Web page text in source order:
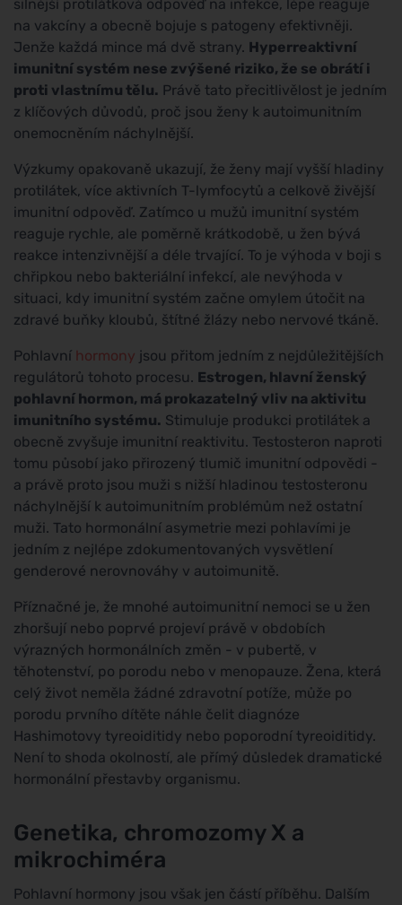
silnější protilátková odpověď na infekce, lépe reaguje
na vakcíny a obecně bojuje s patogeny efektivněji.
Jenže každá mince má dvě strany. Hyperreaktivní
imunitní systém nese zvýšené riziko, že se obrátí i
proti vlastnímu tělu. Právě tato přecitlivělost je jedním
z klíčových důvodů, proč jsou ženy k autoimunitním
onemocněním náchylnější.
Výzkumy opakovaně ukazují, že ženy mají vyšší hladiny
protilátek, více aktivních T-lymfocytů a celkově živější
imunitní odpověď. Zatímco u mužů imunitní systém
reaguje rychle, ale poměrně krátkodobě, u žen bývá
reakce intenzivnější a déle trvající. To je výhoda v boji s
chřipkou nebo bakteriální infekcí, ale nevýhoda v
situaci, kdy imunitní systém začne omylem útočit na
zdravé buňky kloubů, štítné žlázy nebo nervové tkáně.
Pohlavní hormony jsou přitom jedním z nejdůležitějších
regulátorů tohoto procesu. Estrogen, hlavní ženský
pohlavní hormon, má prokazatelný vliv na aktivitu
imunitního systému. Stimuluje produkci protilátek a
obecně zvyšuje imunitní reaktivitu. Testosteron naproti
tomu působí jako přirozený tlumič imunitní odpovědi -
a právě proto jsou muži s nižší hladinou testosteronu
náchylnější k autoimunitním problémům než ostatní
muži. Tato hormonální asymetrie mezi pohlavími je
jedním z nejlépe zdokumentovaných vysvětlení
genderové nerovnováhy v autoimunitě.
Příznačné je, že mnohé autoimunitní nemoci se u žen
zhoršují nebo poprvé projeví právě v obdobích
výrazných hormonálních změn - v pubertě, v
těhotenství, po porodu nebo v menopauze. Žena, která
celý život neměla žádné zdravotní potíže, může po
porodu prvního dítěte náhle čelit diagnóze
Hashimotovy tyreoiditidy nebo poporodní tyreoiditidy.
Není to shoda okolností, ale přímý důsledek dramatické
hormonální přestavby organismu.
Genetika, chromozomy X a
mikrochiméra
Pohlavní hormony jsou však jen částí příběhu. Dalším